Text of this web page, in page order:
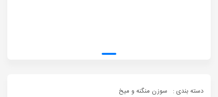
دسته بندی : سوزن منگنه و میخ